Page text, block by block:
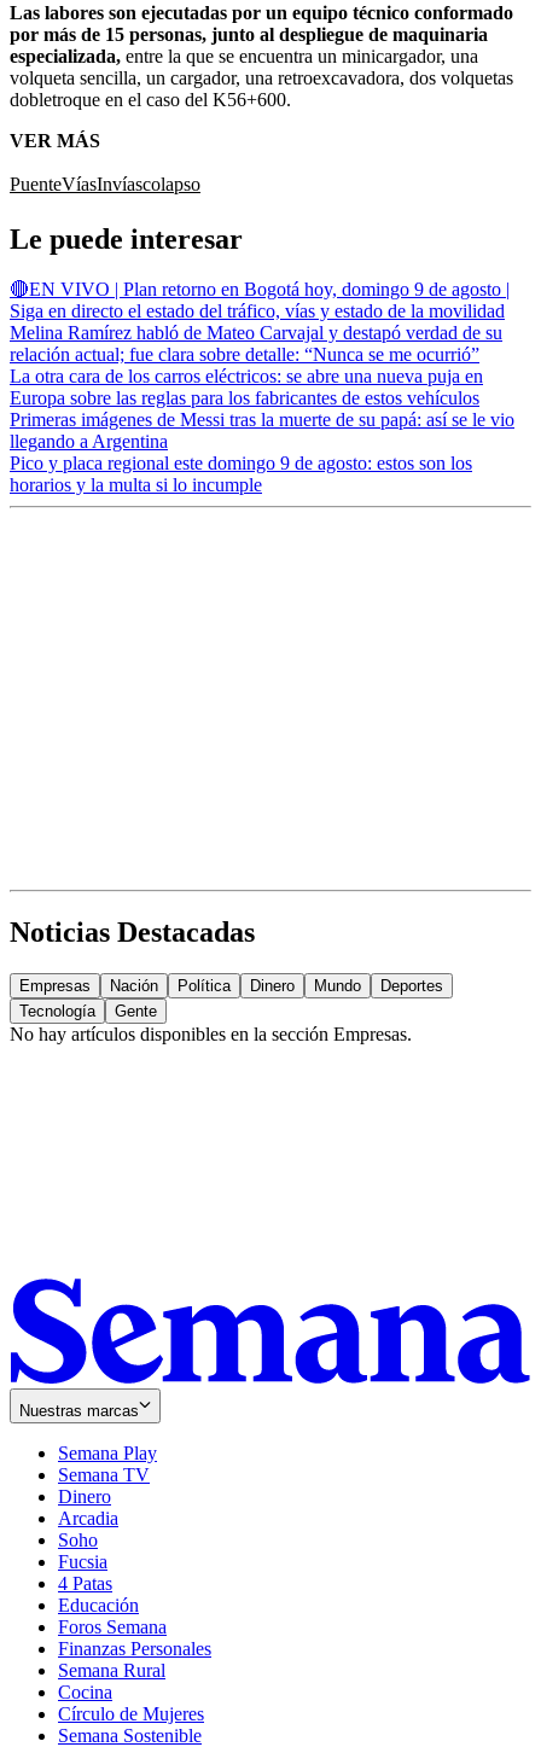
Las labores son ejecutadas por un equipo técnico conformado
por más de 15 personas, junto al despliegue de maquinaria
especializada, entre la que se encuentra un minicargador, una
volqueta sencilla, un cargador, una retroexcavadora, dos volquetas
dobletroque en el caso del K56+600.
VER MÁS
PuenteVíasInvíascolapso
Le puede interesar
🔴EN VIVO | Plan retorno en Bogotá hoy, domingo 9 de agosto |
Siga en directo el estado del tráfico, vías y estado de la movilidad
Melina Ramírez habló de Mateo Carvajal y destapó verdad de su
relación actual; fue clara sobre detalle: “Nunca se me ocurrió”
La otra cara de los carros eléctricos: se abre una nueva puja en
Europa sobre las reglas para los fabricantes de estos vehículos
Primeras imágenes de Messi tras la muerte de su papá: así se le vio
llegando a Argentina
Pico y placa regional este domingo 9 de agosto: estos son los
horarios y la multa si lo incumple
Noticias Destacadas
Empresas Nación Política Dinero Mundo
Deportes
Tecnología
Gente
No hay artículos disponibles en la sección Empresas.
Nuestras marcas
Semana Play
Semana TV
Dinero
Arcadia
Soho
in
new
window
Fucsia
in
new
window
4 Patas
Educación
Foros Semana
Finanzas Personales
Semana Rural
Cocina
Círculo de Mujeres
Semana Sostenible